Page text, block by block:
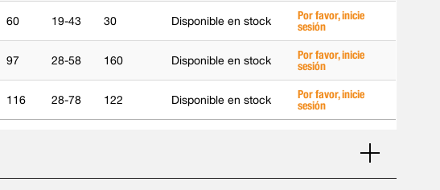
60 19-43 30 Disponible en stock
Por favor, inicie
sesión
97 28-58 160 Disponible en stock
Por favor, inicie
sesión
116 28-78 122 Disponible en stock
Por favor, inicie
sesión